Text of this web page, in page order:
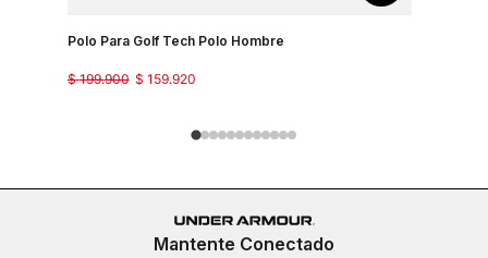
Polo Para Golf Tech Polo Hombre
$ 159.920
$ 199.900
Mantente Conectado